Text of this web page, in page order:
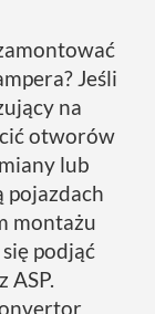
Jeśli
na
otworów
lub
pojazdach
montażu
podjąć
ASP.